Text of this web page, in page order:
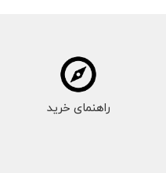
راهنمای خرید